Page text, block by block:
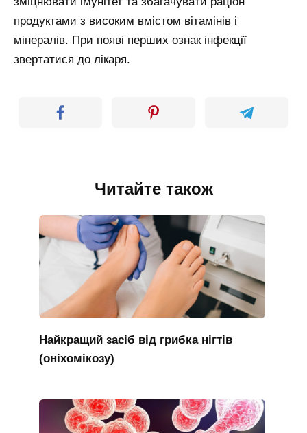
продуктами з високим вмістом вітамінів і
мінералів. При появі перших ознак інфекції
звертатися до лікаря.
Читайте також
Найкращий засіб від грибка нігтів
(оніхомікозу)